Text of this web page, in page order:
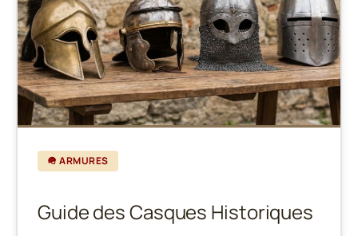
🪖 ARMURES
Guide des Casques Historiques